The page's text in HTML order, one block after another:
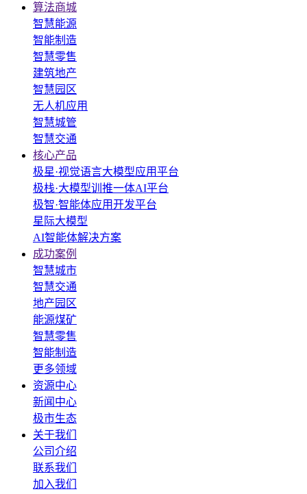
算法商城
智慧能源
智能制造
智慧零售
建筑地产
智慧园区
无人机应用
智慧城管
智慧交通
核心产品
极星·视觉语言大模型应用平台
极栈·大模型训推一体AI平台
极智·智能体应用开发平台
星际大模型
AI智能体解决方案
成功案例
智慧城市
智慧交通
地产园区
能源煤矿
智慧零售
智能制造
更多领域
资源中心
新闻中心
极市生态
关于我们
公司介绍
联系我们
加入我们